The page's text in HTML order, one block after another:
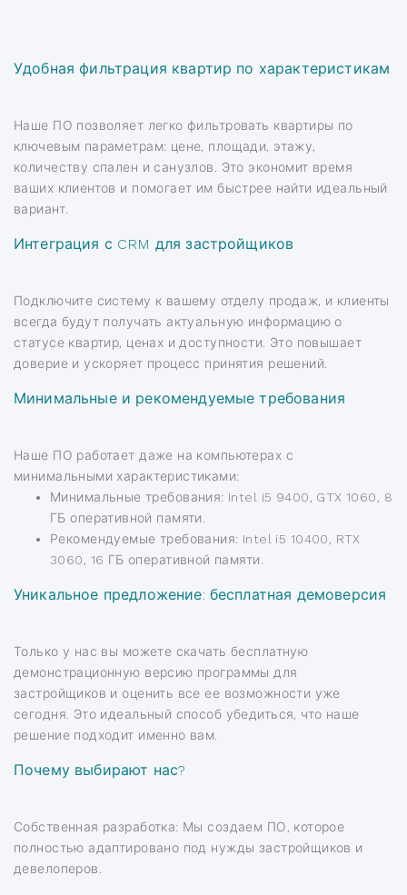
Удобная фильтрация квартир по характеристикам
Наше ПО позволяет легко фильтровать квартиры по
ключевым параметрам: цене, площади, этажу,
количеству спален и санузлов. Это экономит время
ваших клиентов и помогает им быстрее найти идеальный
вариант.
Интеграция с CRM для застройщиков
Подключите систему к вашему отделу продаж, и клиенты
всегда будут получать актуальную информацию о
статусе квартир, ценах и доступности. Это повышает
доверие и ускоряет процесс принятия решений.
Минимальные и рекомендуемые требования
Наше ПО работает даже на компьютерах с
минимальными характеристиками:
Минимальные требования: Intel i5 9400, GTX 1060, 8
ГБ оперативной памяти.
Рекомендуемые требования: Intel i5 10400, RTX
3060, 16 ГБ оперативной памяти.
Уникальное предложение: бесплатная демоверсия
Только у нас вы можете скачать бесплатную
демонстрационную версию программы для
застройщиков и оценить все ее возможности уже
сегодня. Это идеальный способ убедиться, что наше
решение подходит именно вам.
Почему выбирают нас?
Собственная разработка: Мы создаем ПО, которое
полностью адаптировано под нужды застройщиков и
девелоперов.